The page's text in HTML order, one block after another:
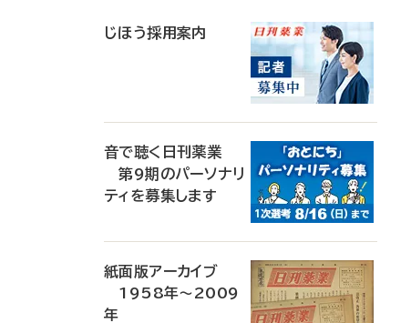
じほう採用案内
音で聴く日刊薬業
第9期のパーソナリ
ティを募集します
紙面版アーカイブ
1958年～2009
年